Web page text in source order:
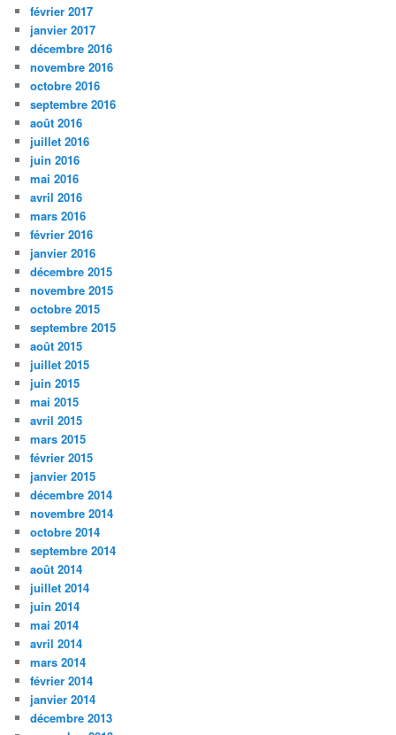
février 2017
janvier 2017
décembre 2016
novembre 2016
octobre 2016
septembre 2016
août 2016
juillet 2016
juin 2016
mai 2016
avril 2016
mars 2016
février 2016
janvier 2016
décembre 2015
novembre 2015
octobre 2015
septembre 2015
août 2015
juillet 2015
juin 2015
mai 2015
avril 2015
mars 2015
février 2015
janvier 2015
décembre 2014
novembre 2014
octobre 2014
septembre 2014
août 2014
juillet 2014
juin 2014
mai 2014
avril 2014
mars 2014
février 2014
janvier 2014
décembre 2013